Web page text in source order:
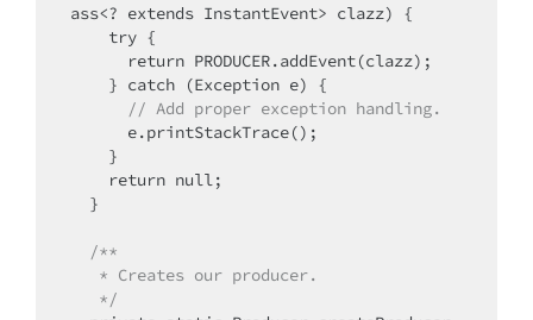
ass<? extends InstantEvent> clazz) {
// Add proper exception handling.
/**
   * Creates our producer.
   */